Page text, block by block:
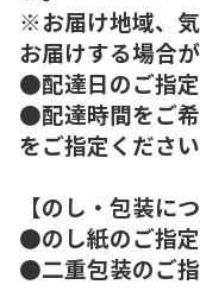
※お届け地域、
お届けする場合が
●配達日のご指定
●配達時間をご
をご指定ください
【のし・包装につ
●のし紙のご指定
●二重包装のご指